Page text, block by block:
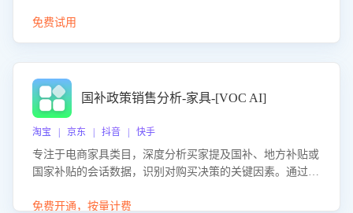
免费试用
国补政策销售分析-家具-[VOC AI]
淘宝 | 京东 | 抖音 | 快手
专注于电商家具类目，深度分析买家提及国补、地方补贴或
国家补贴的会话数据，识别对购买决策的关键因素。通过AI
化策略，助力商家利用国补政策提升GMV。
免费开通，按量计费